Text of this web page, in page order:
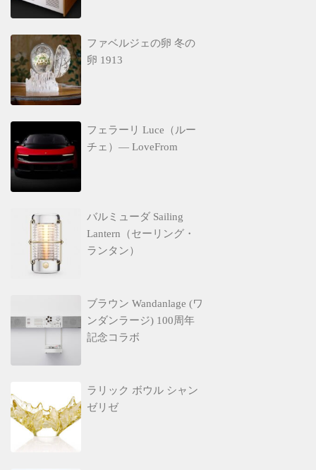
ファベルジェの卵 冬の
卵 1913
フェラーリ Luce（ルー
チェ）— LoveFrom
バルミューダ Sailing
Lantern（セーリング・
ランタン）
ブラウン Wandanlage (ワ
ンダンラージ) 100周年
記念コラボ
ラリック ボウル シャン
ゼリゼ